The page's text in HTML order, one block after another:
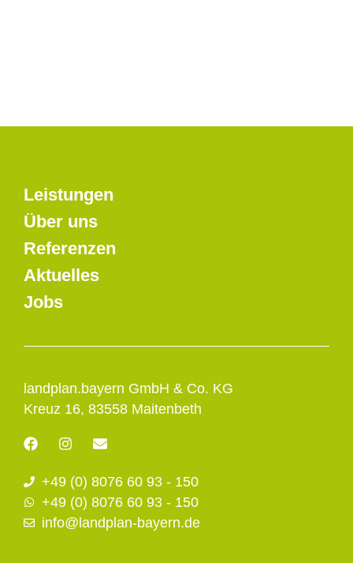
landplan.bayern GmbH & Co. KG
Kreuz 16, 83558 Maitenbeth
F
a
e
b
o
o
I
n
t
a
g
r
E
e
l
o
p
+49 (0) 8076 60 93 - 150
+49 (0) 8076 60 93 - 150
info@landplan-bayern.de
Leistungen
Über uns
Referenzen
Aktuelles
Jobs